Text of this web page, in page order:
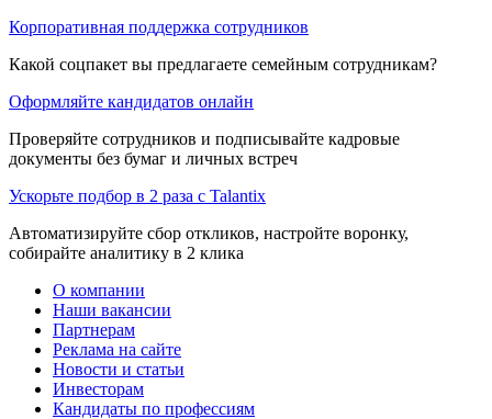
Корпоративная поддержка сотрудников
Какой соцпакет вы предлагаете семейным сотрудникам?
Оформляйте кандидатов онлайн
Проверяйте сотрудников и подписывайте кадровые
документы без бумаг и личных встреч
Ускорьте подбор в 2 раза с Talantix
Автоматизируйте сбор откликов, настройте воронку,
собирайте аналитику в 2 клика
О компании
Наши вакансии
Партнерам
Реклама на сайте
Новости и статьи
Инвесторам
Кандидаты по профессиям